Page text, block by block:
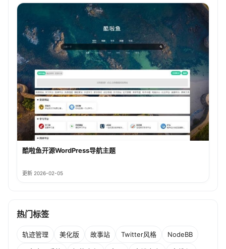
酷啦鱼开源WordPress导航主题
更新 2026-02-05
热门标签
轨迹管理 美化版 故事站 Twitter风格 NodeBB